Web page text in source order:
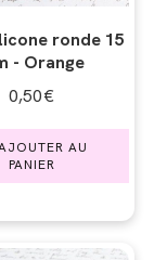
ronde 15
- Orange
0,50€
AU
PANIER